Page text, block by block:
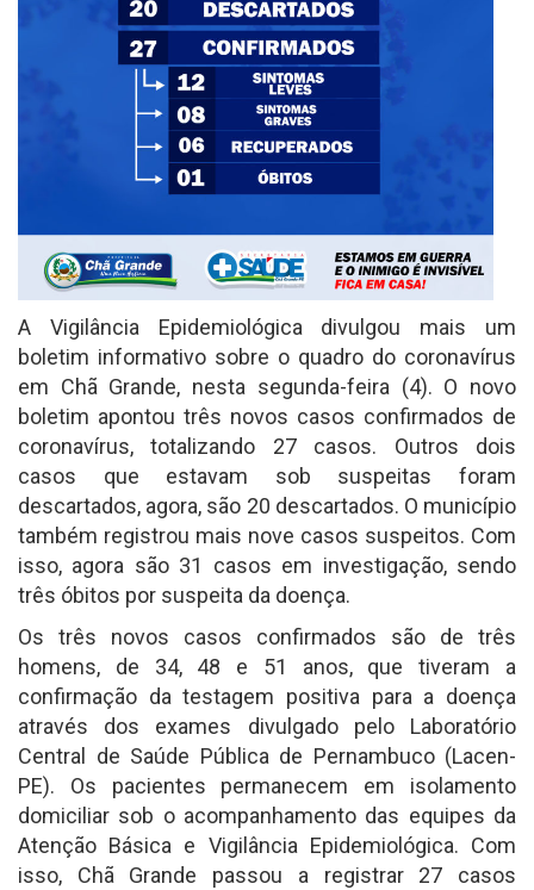
A Vigilância Epidemiológica divulgou mais um
boletim informativo sobre o quadro do coronavírus
em Chã Grande, nesta segunda-feira (4). O novo
boletim apontou três novos casos confirmados de
coronavírus, totalizando 27 casos. Outros dois
casos que estavam sob suspeitas foram
descartados, agora, são 20 descartados. O município
também registrou mais nove casos suspeitos. Com
isso, agora são 31 casos em investigação, sendo
três óbitos por suspeita da doença.
Os três novos casos confirmados são de três
homens, de 34, 48 e 51 anos, que tiveram a
confirmação da testagem positiva para a doença
através dos exames divulgado pelo Laboratório
Central de Saúde Pública de Pernambuco (Lacen-
PE). Os pacientes permanecem em isolamento
domiciliar sob o acompanhamento das equipes da
Atenção Básica e Vigilância Epidemiológica. Com
isso, Chã Grande passou a registrar 27 casos